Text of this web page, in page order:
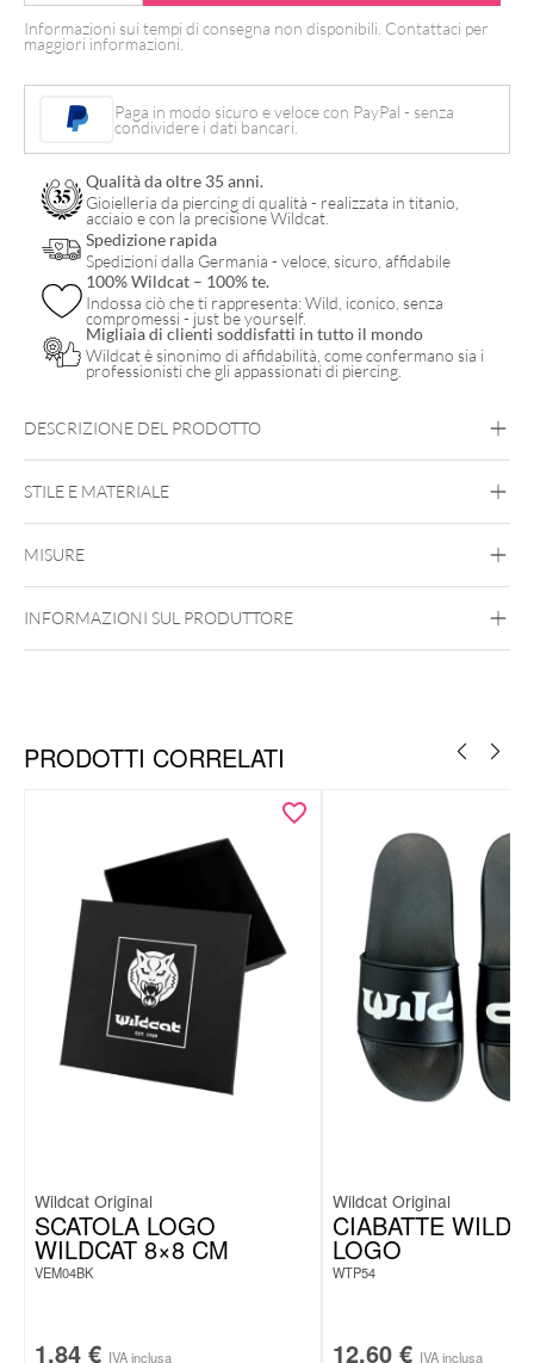
Piercing
Wildcat
Informazioni sui tempi di consegna non disponibili. Contattaci per
maggiori informazioni.
Paga in modo sicuro e veloce con PayPal - senza
condividere i dati bancari.
Qualità da oltre 35 anni.
Gioielleria da piercing di qualità - realizzata in titanio,
acciaio e con la precisione Wildcat.
Spedizione rapida
Spedizioni dalla Germania - veloce, sicuro, affidabile
100% Wildcat – 100% te.
Indossa ciò che ti rappresenta: Wild, iconico, senza
compromessi - just be yourself.
Migliaia di clienti soddisfatti in tutto il mondo
Wildcat è sinonimo di affidabilità, come confermano sia i
professionisti che gli appassionati di piercing.
DESCRIZIONE DEL PRODOTTO
STILE E MATERIALE
MISURE
INFORMAZIONI SUL PRODUTTORE
PRODOTTI CORRELATI
Wildcat Original
SCATOLA LOGO
WILDCAT 8×8 CM
VEM04BK
1.84 € IVA inclusa
Wildcat Original
CIABATTE
LOGO
WTP54
12.60 € IVA inclusa